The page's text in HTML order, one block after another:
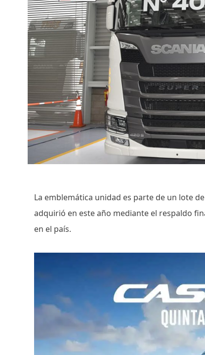
La emblemática unidad es parte de un lote
adquirió en este año mediante el respaldo
en el país.